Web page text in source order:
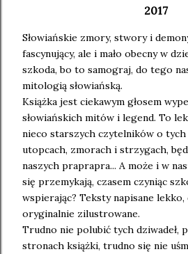
2017
Słowiańskie zmory, stwory i
fascynujący, ale i mało obecny w
szkoda, bo to samograj, do tego
mitologią słowiańską.
Książka jest ciekawym głosem
słowiańskich mitów i legend. To
nieco starszych czytelników o
utopcach, zmorach i strzygach,
naszych praprapra... A może i w
się przemykają, czasem czyniąc
wspierając? Teksty napisane
oryginalnie zilustrowane.
Trudno nie polubić tych dziwadeł,
stronach książki, trudno się nie